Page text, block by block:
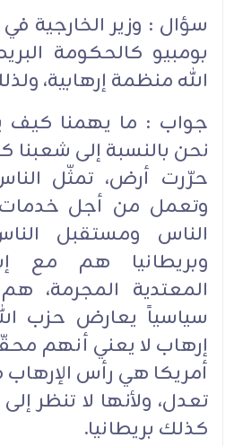
سؤال : وزير الخارجية في
بومبيو كالحكومة
الله منظمة إرهابية،
جواب : ما يهمنا كيف
نحن بالنسبة إلى شعبنا
حرّرت أرض، تمثّل
وتعمل من أجل
الناس ومستقبل
وبريطانيا هم مع
المعتدية المجرمة،
سياسياً يعارض حزب
إرهاب لا يعني أنهم
أمريكا هي رأس الإرهاب
تعدل، ولأنها لا تنظر
كذلك بريطانيا.